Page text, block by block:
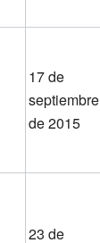
17 de
septiembre
de 2015
23 de